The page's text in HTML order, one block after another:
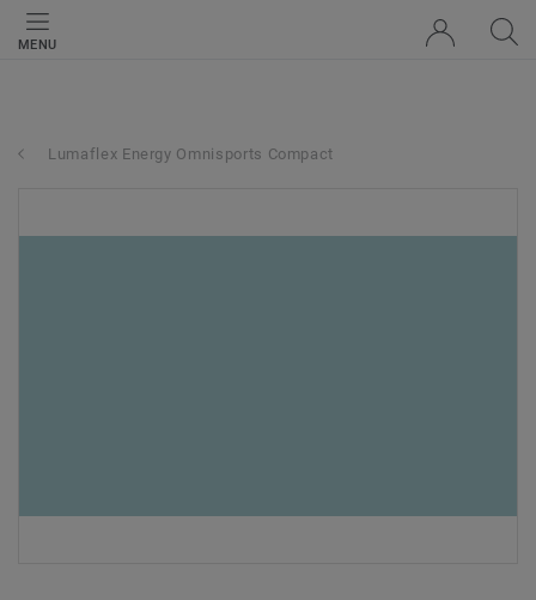
MENU
Lumaflex Energy Omnisports Compact